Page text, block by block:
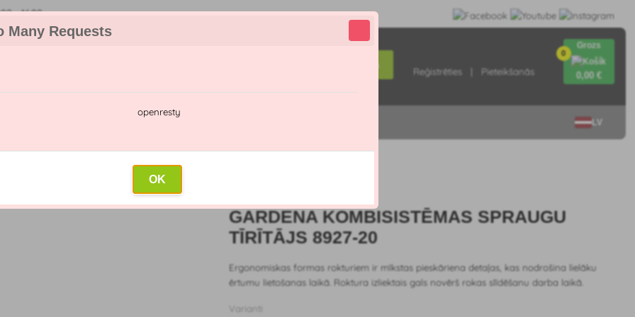
Many Requests
openresty
OK
- 16:00
Meklēšana
Reģistrēties Pieteikšanās
0
Grozs
0,00 €
LV
Gardena kombisistēmas spraugu tīrītājs 8927-20
GARDENA KOMBISISTĒMAS SPRAUGU
TĪRĪTĀJS 8927-20
Ergonomiskas formas rokturiem ir mīkstas pieskāriena detaļas, kas nodrošina lielāku
ērtumu lietošanas laikā. Roktura izliektais gals novērš rokas slīdēšanu darba laikā.
Varianti